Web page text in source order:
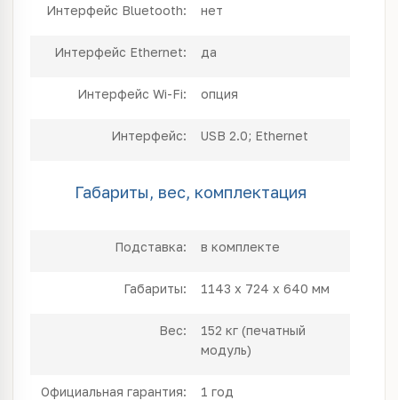
Интерфейс Bluetooth: нет
Интерфейс Ethernet: да
Интерфейс Wi-Fi: опция
Интерфейс: USB 2.0; Ethernet
Габариты, вес, комплектация
Подставка: в комплекте
Габариты: 1143 x 724 x 640 мм
Вес:
152 кг (печатный
модуль)
Официальная гарантия: 1 год